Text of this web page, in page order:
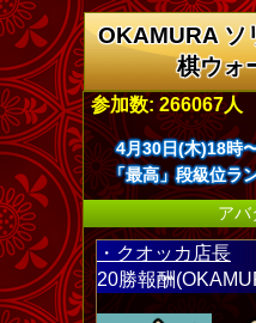
OKAMURA ソ
棋ウォ
参加数: 266067人
4月30日(木)18時
「最高」段級位ラ
アバ
・クオッカ店長
20勝報酬